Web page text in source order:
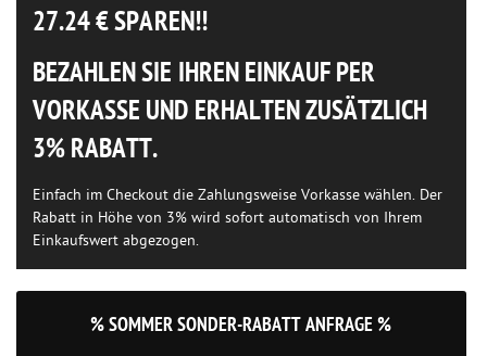
27.24€ SPAREN!!
BEZAHLEN SIE IHREN EINKAUF PER
VORKASSE UND ERHALTEN ZUSÄTZLICH
3% RABATT.
Einfach im Checkout die Zahlungsweise Vorkasse wählen. Der
Rabatt in Höhe von 3% wird sofort automatisch von Ihrem
Einkaufswert abgezogen.
% SOMMER SONDER-RABATT ANFRAGE %